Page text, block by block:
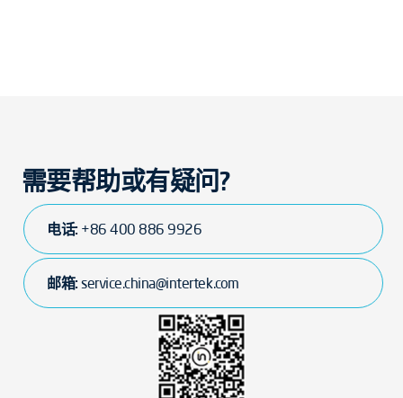
需要帮助或有疑问?
电话: +86 400 886 9926
邮箱:service.china@intertek.com